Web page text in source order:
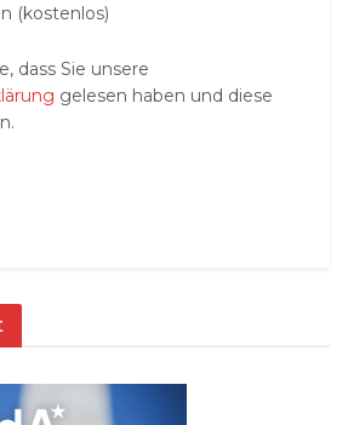
(kostenlos)
dass Sie unsere
gelesen haben und diese